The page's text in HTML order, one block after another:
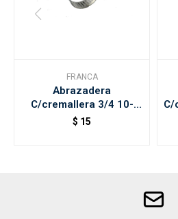
FRANCA
Abrazadera
C/cremallera 3/4 10-
19mm Franca
$ 15
C/